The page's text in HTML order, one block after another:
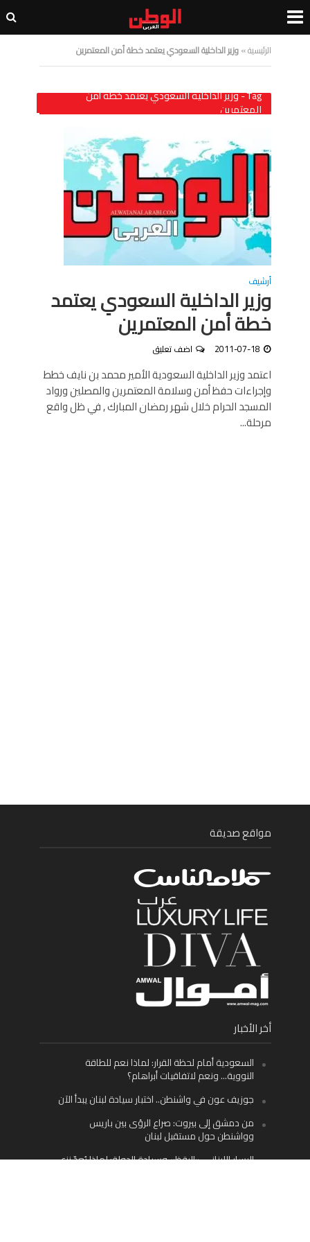
الرئيسية»وزير الداخلية السعودي يعتمد خطة أمن المعتمرين
Tag - وزير الداخلية السعودي يعتمد خطة أمن
المعتمرين
أرشيف
وزير الداخلية السعودي يعتمد
خطة أمن المعتمرين
2011-07-18 اضف تعليق
اعتمد وزير الداخلية السعودية الأمير محمد بن نايف خطط
وإجراءات حفظ أمن وسلامة المعتمرين والمصلين ورواد
المسجد الحرام خلال شهر رمضان المبارك , في ظل واقع
مرحلة...
مواقع صديقة
أخر الأخبار
السعودية أمام لحظة القرار: لماذا نعم للطاقة
النووية… ونعم لاتفاقيات أبراهام؟
جوزيف عون في واشنطن.. اختبار سيادة لبنان يبدأ الآن
من دمشق إلى بيروت: صراع الرؤى بين باريس
وواشنطن حول مستقبل لبنان
اليسار اللبناني «اليقظ» وسيادة الدولة: لماذا يُعدّ نزع